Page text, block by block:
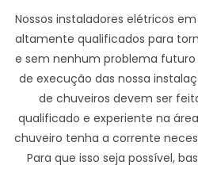
Nossos instaladores elétricos
altamente qualificados para
e sem nenhum problema futuro
de execução das nossa
de chuveiros devem ser
qualificado e experiente na
chuveiro tenha a corrente
Para que isso seja possível,